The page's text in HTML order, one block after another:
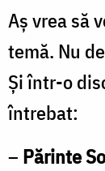
Aș vrea să
temă. Nu
Și într-o
întrebat:
– Părinte